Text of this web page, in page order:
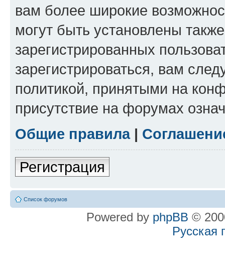
вам более широкие
могут быть установлены
зарегистрированных
зарегистрироваться, вам
политикой, принятыми на
присутствие на форумах
Общие правила|
Регистрация
Список форумов
Powered by phpBB ©
Русская